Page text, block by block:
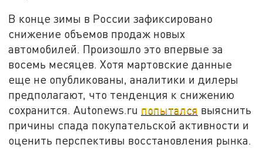
В конце зимы в России зафиксировано
снижение объемов продаж новых
автомобилей. Произошло это впервые за
восемь месяцев. Хотя мартовские данные
еще не опубликованы, аналитики и дилеры
предполагают, что тенденция к снижению
сохранится. Autonews.ru попытался выяснить
причины спада покупательской активности и
оценить перспективы восстановления рынка.